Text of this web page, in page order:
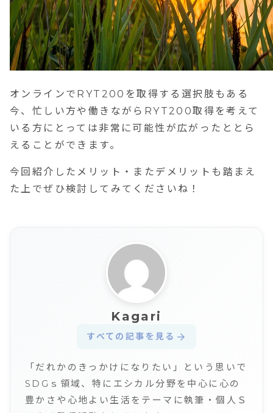
オンラインでRYT200を取得する選択肢もある
今、忙しい方や働きながらRYT200取得を考えて
いる方にとっては非常に可能性が広がったととら
えることができます。
今回紹介したメリット・またデメリットも踏まえ
た上でぜひ検討してみてくださいね！
Kagari
すべての記事を見る arrow_forward
「だれかのきっかけになりたい」という思いで
SDGｓ領域、特にエシカル分野を中心に心の
豊かさや心地よい生活をテーマに執筆・個人Ｓ